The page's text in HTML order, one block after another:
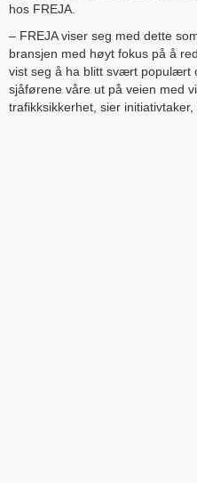
hos FREJA.
– FREJA viser seg med dette
bransjen med høyt fokus på å
vist seg å ha blitt svært populært
sjåførene våre ut på veien med
trafikksikkerhet, sier initiativtaker,